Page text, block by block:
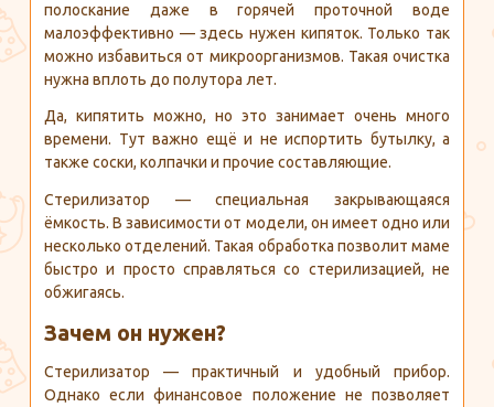
полоскание даже в горячей проточной воде
малоэффективно — здесь нужен кипяток. Только так
можно избавиться от микроорганизмов. Такая очистка
нужна вплоть до полутора лет.
Да, кипятить можно, но это занимает очень много
времени. Тут важно ещё и не испортить бутылку, а
также соски, колпачки и прочие составляющие.
Стерилизатор — специальная закрывающаяся
ёмкость. В зависимости от модели, он имеет одно или
несколько отделений. Такая обработка позволит маме
быстро и просто справляться со стерилизацией, не
обжигаясь.
Зачем он нужен?
Стерилизатор — практичный и удобный прибор.
Однако если финансовое положение не позволяет